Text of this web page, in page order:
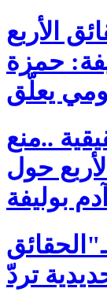
الأربع
حمزة
يعلّق
..منع
حول
تردّ